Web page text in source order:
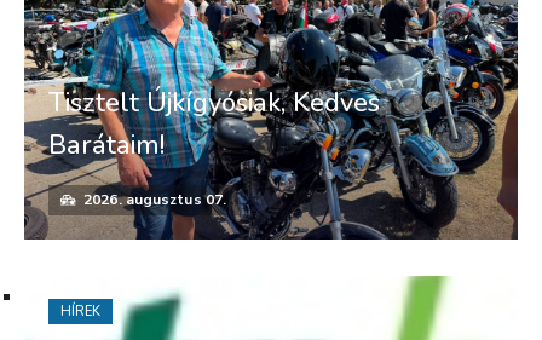
Tisztelt Újkígyósiak, Kedves
Barátaim!
2026. augusztus 07.
HÍREK